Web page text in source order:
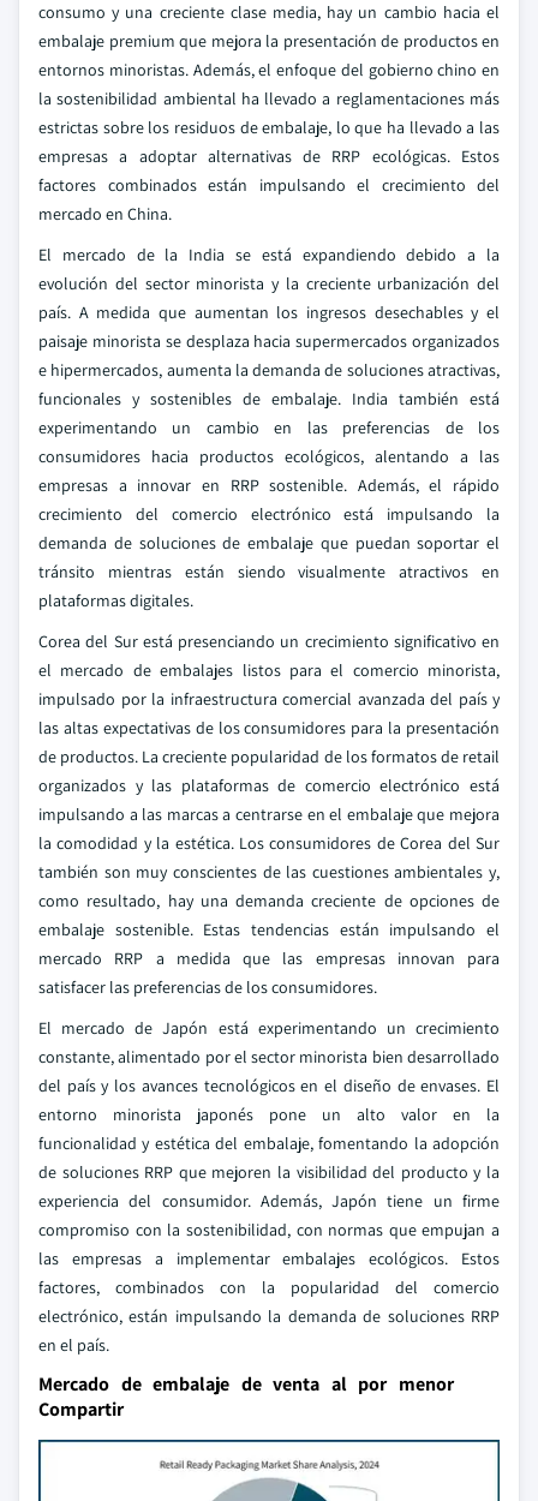
consumo y una creciente clase media, hay un cambio hacia el
embalaje premium que mejora la presentación de productos en
entornos minoristas. Además, el enfoque del gobierno chino en
la sostenibilidad ambiental ha llevado a reglamentaciones más
estrictas sobre los residuos de embalaje, lo que ha llevado a las
empresas a adoptar alternativas de RRP ecológicas. Estos
factores combinados están impulsando el crecimiento del
mercado en China.
El mercado de la India se está expandiendo debido a la
evolución del sector minorista y la creciente urbanización del
país. A medida que aumentan los ingresos desechables y el
paisaje minorista se desplaza hacia supermercados organizados
e hipermercados, aumenta la demanda de soluciones atractivas,
funcionales y sostenibles de embalaje. India también está
experimentando un cambio en las preferencias de los
consumidores hacia productos ecológicos, alentando a las
empresas a innovar en RRP sostenible. Además, el rápido
crecimiento del comercio electrónico está impulsando la
demanda de soluciones de embalaje que puedan soportar el
tránsito mientras están siendo visualmente atractivos en
plataformas digitales.
Corea del Sur está presenciando un crecimiento significativo en
el mercado de embalajes listos para el comercio minorista,
impulsado por la infraestructura comercial avanzada del país y
las altas expectativas de los consumidores para la presentación
de productos. La creciente popularidad de los formatos de retail
organizados y las plataformas de comercio electrónico está
impulsando a las marcas a centrarse en el embalaje que mejora
la comodidad y la estética. Los consumidores de Corea del Sur
también son muy conscientes de las cuestiones ambientales y,
como resultado, hay una demanda creciente de opciones de
embalaje sostenible. Estas tendencias están impulsando el
mercado RRP a medida que las empresas innovan para
satisfacer las preferencias de los consumidores.
El mercado de Japón está experimentando un crecimiento
constante, alimentado por el sector minorista bien desarrollado
del país y los avances tecnológicos en el diseño de envases. El
entorno minorista japonés pone un alto valor en la
funcionalidad y estética del embalaje, fomentando la adopción
de soluciones RRP que mejoren la visibilidad del producto y la
experiencia del consumidor. Además, Japón tiene un firme
compromiso con la sostenibilidad, con normas que empujan a
las empresas a implementar embalajes ecológicos. Estos
factores, combinados con la popularidad del comercio
electrónico, están impulsando la demanda de soluciones RRP
en el país.
Mercado de embalaje de venta al por menor
Compartir